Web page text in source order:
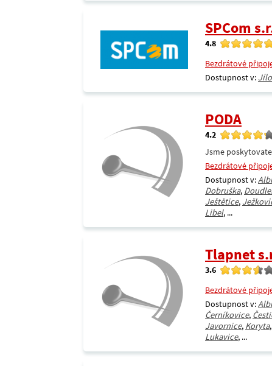
SPCom
4.8
Bezdrátové
Dostupnost v:
PODA
4.2
Jsme
Bezdrátové
Dostupnost v:
Dobruška,
Ještětice,
Libel, ...
Tlapnet
3.6
Bezdrátové
Dostupnost v:
Černíkovice,
Javornice, Koryta,
Lukavice, ...